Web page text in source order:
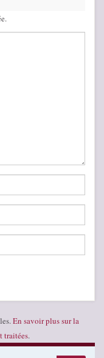
En savoir plus sur la
traitées.